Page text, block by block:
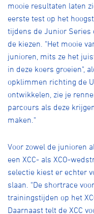
mooie resultaten laten
eerste test op het
tijdens de Junior Series
de kiezen. "Het mooie
junioren, mits ze het
in deze koers groeien",
opklimmen richting de
ontwikkelen, zie je
parcours als deze
maken."
Voor zowel de junioren
een XCC- als XCO-
selectie kiest er echter
slaan. "De shortrace
trainingstijden op het
Daarnaast telt de XCC